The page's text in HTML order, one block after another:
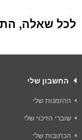
לכל שאלה, התקשרו
החשבון שלי
ההזמנות שלי
שוברי הזיכוי שלי
הכתובות שלי